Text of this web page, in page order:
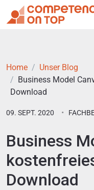
Home
Unser Blog
Business Model
Download
09. SEPT. 2020
Business
Download